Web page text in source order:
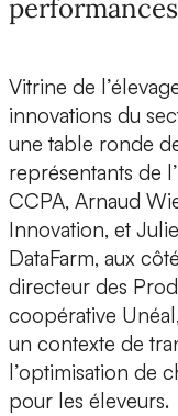
Vitrine de
innovations du
une table ronde
représentants de l’
CCPA, Arnaud
Innovation, et
DataFarm, aux
directeur des
coopérative
un contexte de
l’optimisation de
pour les éleveurs.